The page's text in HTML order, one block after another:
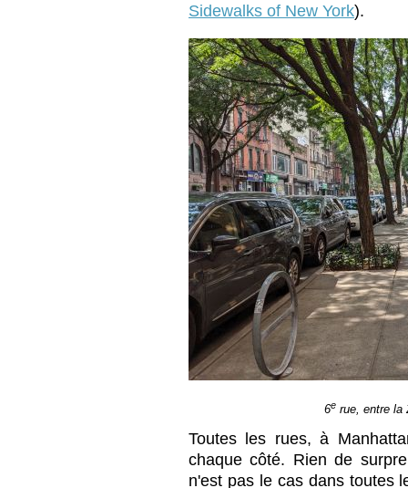
Sidewalks of New York).
6e rue, entre la
Toutes les rues, à
chaque côté. Rien de
n'est pas le cas dans toutes